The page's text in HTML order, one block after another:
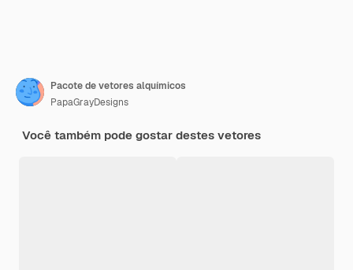
Pacote de vetores alquímicos
PapaGrayDesigns
Você também pode gostar destes vetores